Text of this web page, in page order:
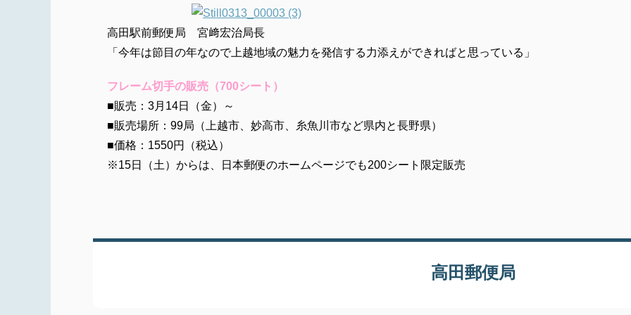
高田駅前郵便局 宮﨑宏治局長
「今年は節目の年なので上越地域の魅力を発信する力添えができればと思っている」
フレーム切手の販売（700シート）
■販売：3月14日（金）～
■販売場所：99局（上越市、妙高市、糸魚川市など県内と長野県）
■価格：1550円（税込）
※15日（土）からは、日本郵便のホームページでも200シート限定販売
高田郵便局